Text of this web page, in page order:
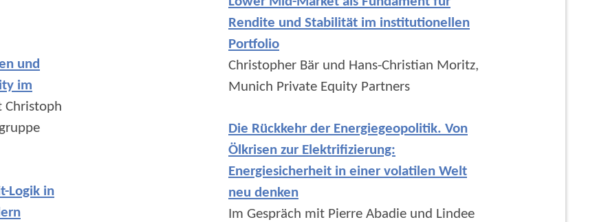
und
im
Christoph
Logik in
Rendite und Stabilität im institutionellen
Portfolio
Christopher Bär und Hans-Christian Moritz,
Munich Private Equity Partners
Die Rückkehr der Energiegeopolitik. Von
Ölkrisen zur Elektrifizierung:
Energiesicherheit in einer volatilen Welt
neu denken
Im Gespräch mit Pierre Abadie und Lindee